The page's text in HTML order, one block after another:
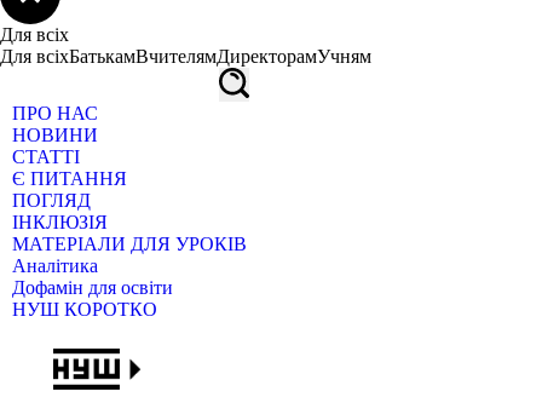
Для всіх
Для всіхБатькамВчителямДиректорамУчням
ПРО НАС
НОВИНИ
СТАТТІ
Є ПИТАННЯ
ПОГЛЯД
ІНКЛЮЗІЯ
МАТЕРІАЛИ ДЛЯ УРОКІВ
Аналітика
Дофамін для освіти
НУШ КОРОТКО